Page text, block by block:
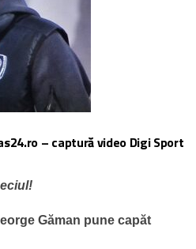
– captură video Digi Sport
Găman pune capăt